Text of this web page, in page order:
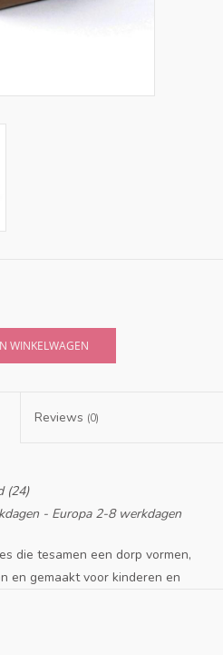
WINKELWAGEN
Reviews (0)
(24)
- Europa 2-8 werkdagen
die tesamen een dorp vormen,
en gemaakt voor kinderen en